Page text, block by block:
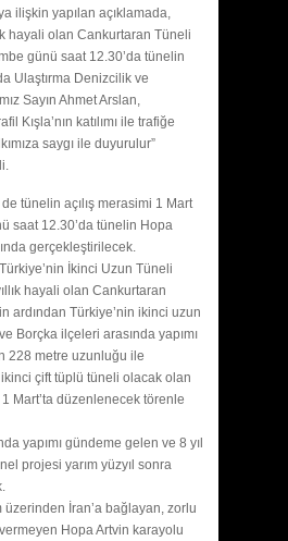
ilişkin yapılan açıklamada,
hayali olan Cankurtaran Tüneli
günü saat 12.30’da tünelin
Ulaştırma Denizcilik ve
Sayın Ahmet Arslan,
Kışla’nın katılımı ile trafiğe
saygı ile duyurulur”
tünelin açılış merasimi 1 Mart
saat 12.30’da tünelin Hopa
gerçekleştirilecek.
İkinci Uzun Tüneli
hayali olan Cankurtaran
ardından Türkiye’nin ikinci uzun
Borçka ilçeleri arasında yapımı
228 metre uzunluğu ile
çift tüplü tüneli olacak olan
Mart’ta düzenlenecek törenle
yapımı gündeme gelen ve 8 yıl
projesi yarım yüzyıl sonra
üzerinden İran’a bağlayan, zorlu
Hopa Artvin karayolu